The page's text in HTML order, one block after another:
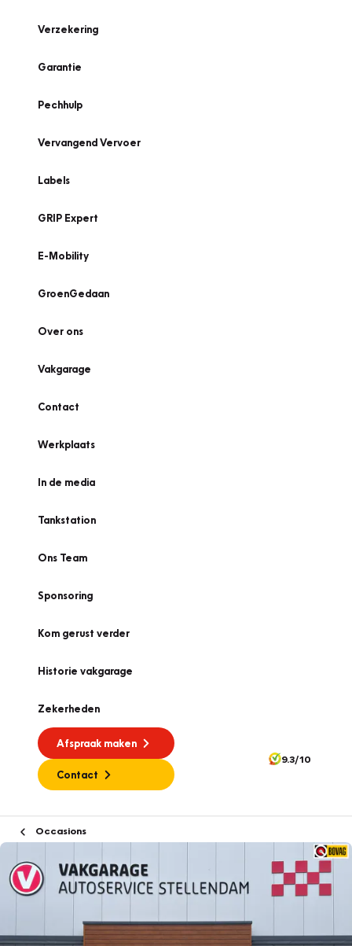
Verzekering
Garantie
Pechhulp
Vervangend Vervoer
Labels
GRIP Expert
E-Mobility
GroenGedaan
Over ons
Vakgarage
Contact
Werkplaats
In de media
Tankstation
Ons Team
Sponsoring
Kom gerust verder
Historie vakgarage
Zekerheden
Afspraak maken
Contact
9.3/10
Occasions